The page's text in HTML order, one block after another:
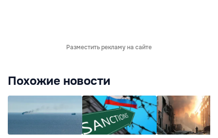
Разместить рекламу на сайте
Похожие новости